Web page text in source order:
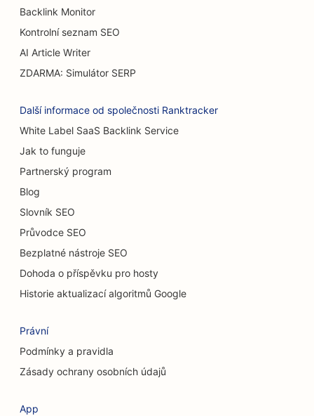
SEO pro popáleninové chirurgy
SEO pro kavárny
SEO pro restaurace s příležitostným stravováním
SEO pro prodejny koberců a podlahových krytin
SEO pro myčky aut
SEO pro úklidové služby
SEO pro chiropraktiky
SEO pro kavárny
Backlink Monitor
Kontrolní seznam SEO
AI Article Writer
ZDARMA: Simulátor SERP
Další informace od společnosti Ranktracker
White Label SaaS Backlink Service
Jak to funguje
Partnerský program
Blog
Slovník SEO
Průvodce SEO
Bezplatné nástroje SEO
Dohoda o příspěvku pro hosty
Historie aktualizací algoritmů Google
Právní
Podmínky a pravidla
Zásady ochrany osobních údajů
App